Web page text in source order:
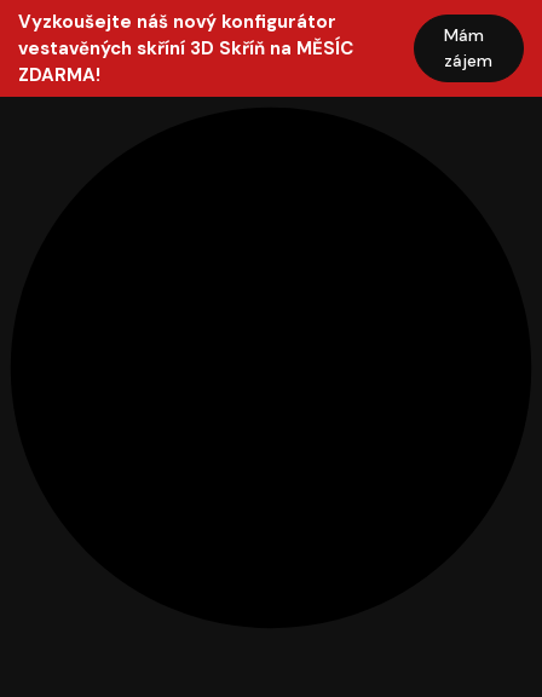
Vyzkoušejte náš nový konfigurátor
vestavěných skříní 3D Skříň na MĚSÍC
ZDARMA!
Mám
zájem